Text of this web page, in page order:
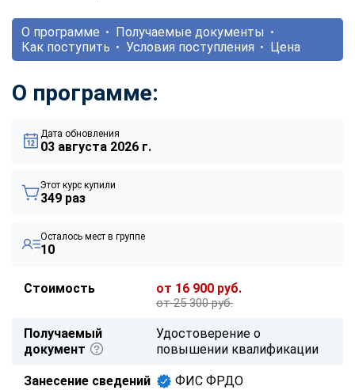
О программе
Получаемые документы
Как поступить
Условия поступления Цена
О программе:
Дата обновления
03 августа 2026 г.
Этот курс купили
349 раз
Осталось мест в группе
10
Стоимость от 16 900 руб.
от 25 300 руб.
Получаемый
документ
Удостоверение о
повышении квалификации
Занесение сведений
ФИС ФРДО